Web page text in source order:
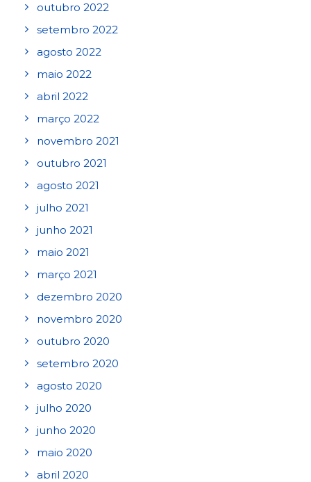
outubro 2022
setembro 2022
agosto 2022
maio 2022
abril 2022
março 2022
novembro 2021
outubro 2021
agosto 2021
julho 2021
junho 2021
maio 2021
março 2021
dezembro 2020
novembro 2020
outubro 2020
setembro 2020
agosto 2020
julho 2020
junho 2020
maio 2020
abril 2020